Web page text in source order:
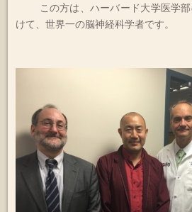
この方は、ハーバード大学医学
けて、世界一の脳神経科学者です。